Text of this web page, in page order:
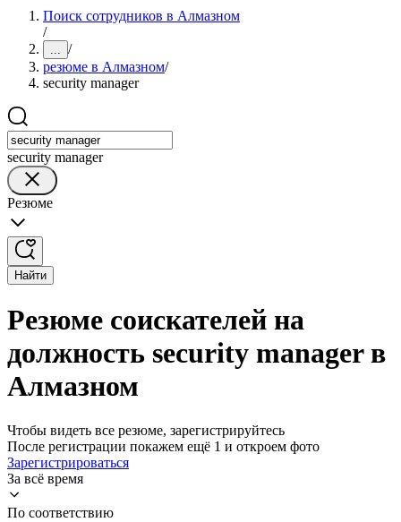
Поиск сотрудников в Алмазном
/
... /
резюме в Алмазном/
security manager
security manager
Резюме
Найти
Резюме соискателей на
должность security manager в
Алмазном
Чтобы видеть все резюме, зарегистрируйтесь
После регистрации покажем ещё 1 и откроем фото
Зарегистрироваться
За всё время
По соответствию